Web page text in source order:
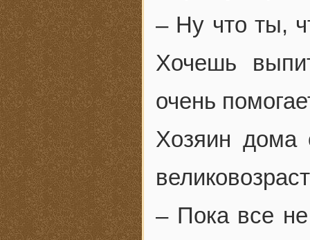
– Ну что ты,
Хочешь
очень
Хозяин дома
– Пока все